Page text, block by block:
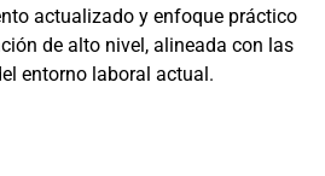
actualizado y enfoque práctico
de alto nivel, alineada con las
entorno laboral actual.